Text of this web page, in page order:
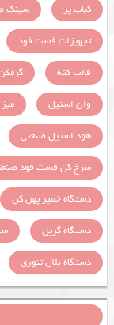
کباب پز سینک
تجهیزات فست فود
قالب کته
وان استیل
هود استیل صنعتی
سرخ کن فست فود
دستگاه خمیر پهن کن
دستگاه گریل
دستگاه بلال تنوری